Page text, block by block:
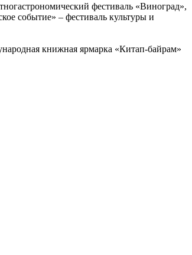
фестиваль «Виноград»,
событие» – фестиваль культуры и
книжная ярмарка «Китап-байрам»